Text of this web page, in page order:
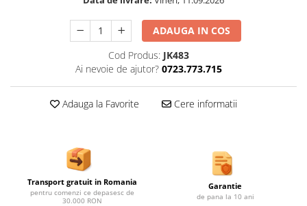
Ghivece de exterior
Ghivece din beton
Stalpi stradali
Stalpi camere video
Cismea stradala / gradina
Magazie pubele / tomberoane
Mobilier urban DIZABILITATI
ADAUGA IN COS
Cod Produs: JK483
Ai nevoie de ajutor? 0723.773.715
Adauga la Favorite Cere informatii
Transport gratuit in Romania
pentru comenzi ce depasesc de
30.000 RON
Garantie
de pana la 10 ani